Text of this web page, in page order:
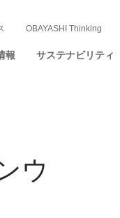
報 サステナビリティ
OBAYASHI Thinking
ウ